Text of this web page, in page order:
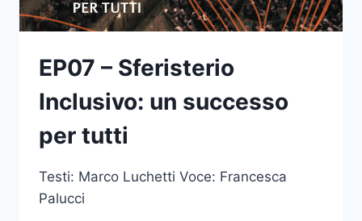
EP07 – Sferisterio
Inclusivo: un successo
per tutti
Testi: Marco Luchetti Voce: Francesca
Palucci